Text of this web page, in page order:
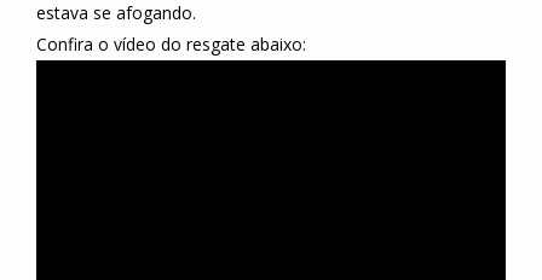
estava se afogando.
Confira o vídeo do resgate abaixo: